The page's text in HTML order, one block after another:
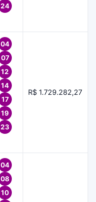
24
04
07
12
14
17
19
23
R$ 1.729.282,27
04
08
10